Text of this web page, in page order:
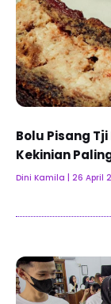
Bolu Pisang
Kekinian
Dini Kamila 26 April